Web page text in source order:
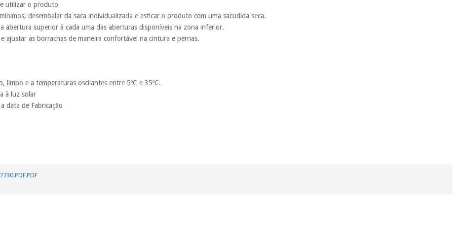
utilizar o produto
desembalar da saca individualizada e esticar o produto com uma sacudida seca.
abertura superior à cada uma das aberturas disponíveis na zona inferior.
ajustar as borrachas de maneira confortável na cintura e pernas.
limpo e a temperaturas oscilantes entre 5ºC e 35ºC.
à luz solar
data de Fabricação